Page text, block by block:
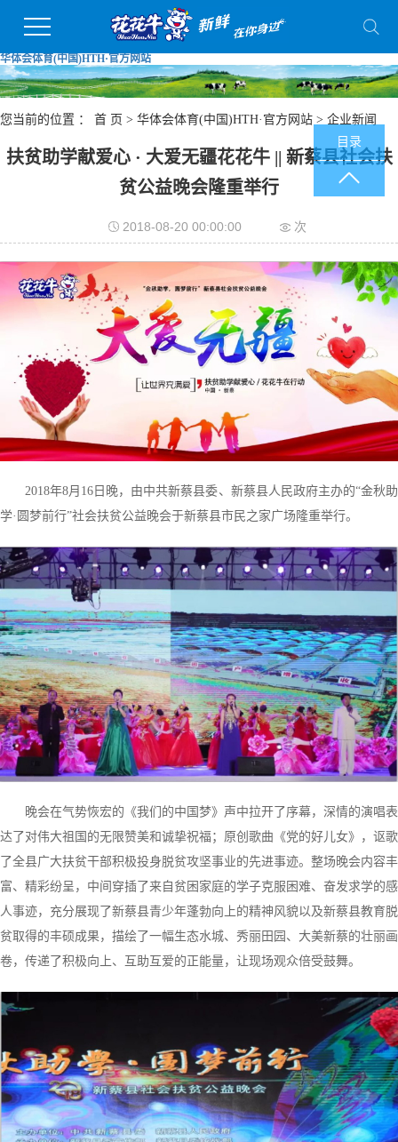
华体会体育(中国)HTH·官方网站
您当前的位置 ： 首 页 > 华体会体育(中国)HTH·官方网站 > 企业新闻
扶贫助学献爱心 · 大爱无疆花花牛 || 新蔡县社会扶
贫公益晚会隆重举行
2018-08-20 00:00:00 次
2018年8月16日晚，由中共新蔡县委、新蔡县人民政府主办的“金秋助
学·圆梦前行”社会扶贫公益晚会于新蔡县市民之家广场隆重举行。
晚会在气势恢宏的《我们的中国梦》声中拉开了序幕，深情的演唱表
达了对伟大祖国的无限赞美和诚挚祝福；原创歌曲《党的好儿女》，讴歌
了全县广大扶贫干部积极投身脱贫攻坚事业的先进事迹。整场晚会内容丰
富、精彩纷呈，中间穿插了来自贫困家庭的学子克服困难、奋发求学的感
人事迹，充分展现了新蔡县青少年蓬勃向上的精神风貌以及新蔡县教育脱
贫取得的丰硕成果，描绘了一幅生态水城、秀丽田园、大美新蔡的壮丽画
卷，传递了积极向上、互助互爱的正能量，让现场观众倍受鼓舞。
目录